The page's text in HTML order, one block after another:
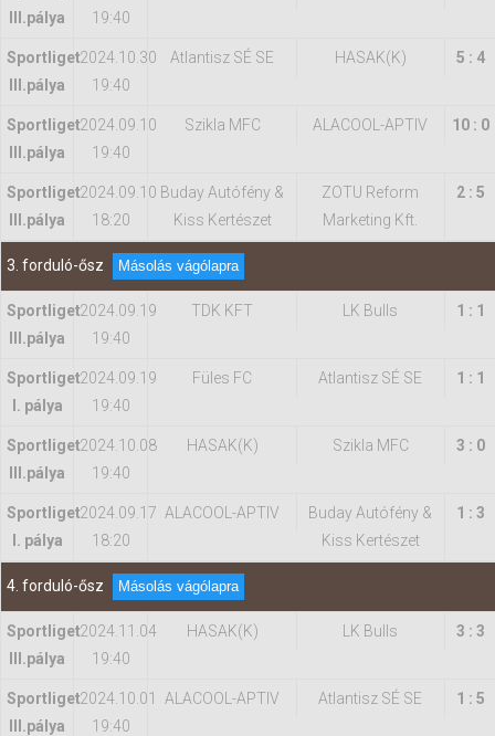
IIl.pálya
19:40
Sportliget
IIl.pálya
2024.10.30
19:40
Atlantisz SÉ SE HASAK(K) 5 : 4
Sportliget
IIl.pálya
2024.09.10
19:40
Szikla MFC ALACOOL-APTIV 10 : 0
Sportliget
IIl.pálya
2024.09.10
18:20
Buday Autófény &
Kiss Kertészet
ZOTU Reform
Marketing Kft.
2 : 5
3. forduló-ősz Másolás vágólapra
Sportliget
IIl.pálya
2024.09.19
19:40
TDK KFT LK Bulls 1 : 1
Sportliget
I. pálya
2024.09.19
19:40
Füles FC Atlantisz SÉ SE 1 : 1
Sportliget
IIl.pálya
2024.10.08
19:40
HASAK(K) Szikla MFC 3 : 0
Sportliget
I. pálya
2024.09.17
18:20
ALACOOL-APTIV
Buday Autófény &
Kiss Kertészet
1 : 3
4. forduló-ősz Másolás vágólapra
Sportliget
IIl.pálya
2024.11.04
19:40
HASAK(K) LK Bulls 3 : 3
Sportliget
IIl.pálya
2024.10.01
19:40
ALACOOL-APTIV Atlantisz SÉ SE 1 : 5